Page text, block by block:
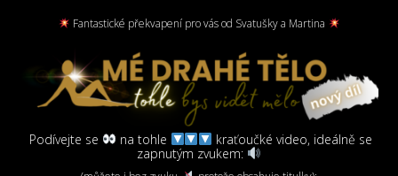
Fantastické překvapení pro vás od Svatušky a Martina
Podívejte se na tohle
kraťoučké video, ideálně se
zapnutým zvukem: